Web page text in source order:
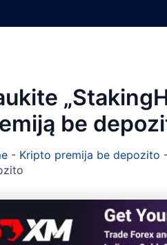
be
- Kripto premija be depozito